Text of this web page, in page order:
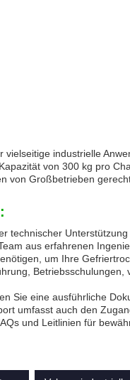
industrielle
von 300 kg pro
von Großbetrieben
technischer
aus erfahrenen
um Ihre
Sie eine ausführliche
umfasst auch den
und Leitlinien für